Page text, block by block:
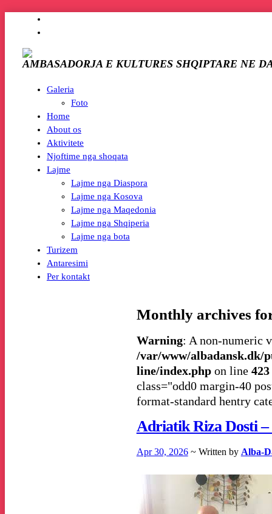
AMBASADORJA E KULTURES SHQIPTARE NE
Galeria
Foto
Home
About os
Aktivitete
Njoftime nga shoqata
Lajme
Lajme nga Diaspora
Lajme nga Kosova
Lajme nga Maqedonia
Lajme nga Shqiperia
Lajme nga bota
Turizem
Antaresimi
Per kontakt
Monthly archives
Warning: A non-numeric
/var/www/albadansk.dk/
line/index.phpon line 423
class="odd0 margin-40
format-standard hentry
Adriatik Riza Dosti
Apr 30, 2026 ~ Written by Alba-